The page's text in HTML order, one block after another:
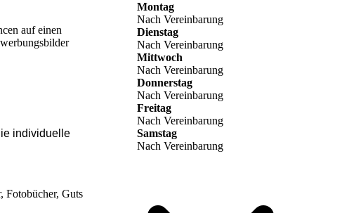
auf einen
individuelle
Fotobücher,Guts
Montag
Nach Vereinbarung
Dienstag
Nach Vereinbarung
Mittwoch
Nach Vereinbarung
Donnerstag
Nach Vereinbarung
Freitag
Nach Vereinbarung
Samstag
Nach Vereinbarung